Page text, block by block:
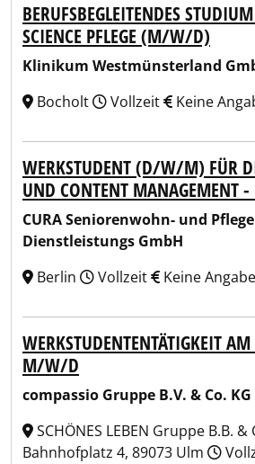
BERUFSBEGLEITENDES
SCIENCE PFLEGE (M/W/D)
Klinikum Westmünsterland
Bocholt
Vollzeit Keine
WERKSTUDENT (D/W/M) FÜR
UND CONTENT MANAGEMENT
CURA Seniorenwohn- und
Dienstleistungs GmbH
Berlin
Vollzeit Keine Angabe
WERKSTUDENTENTÄTIGKEIT
M/W/D
compassio Gruppe B.V. & Co. KG
SCHÖNES LEBEN Gruppe B.B. &
Bahnhofplatz 4, 89073 Ulm